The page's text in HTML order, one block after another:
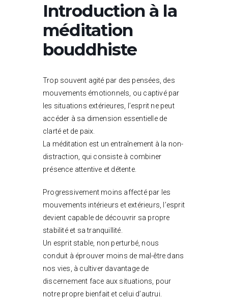
Introduction à la
méditation
bouddhiste
Trop souvent agité par des pensées, des
mouvements émotionnels, ou captivé par
les situations extérieures, l’esprit ne peut
accéder à sa dimension essentielle de
clarté et de paix.
La méditation est un entraînement à la non-
distraction, qui consiste à combiner
présence attentive et détente.
Progressivement moins affecté par les
mouvements intérieurs et extérieurs, l’esprit
devient capable de découvrir sa propre
stabilité et sa tranquillité.
Un esprit stable, non perturbé, nous
conduit à éprouver moins de mal-être dans
nos vies, à cultiver davantage de
discernement face aux situations, pour
notre propre bienfait et celui d’autrui.